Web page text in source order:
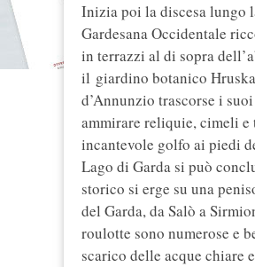
Inizia poi la discesa lungo
Gardesana Occidentale
in terrazzi al di sopra
il giardino botanico
d’Annunzio trascorse i
ammirare reliquie, cimeli e
incantevole golfo ai piedi
Lago di Garda si può
storico si erge su una
del Garda, da Salò a
roulotte sono numerose e
scarico delle acque chiare